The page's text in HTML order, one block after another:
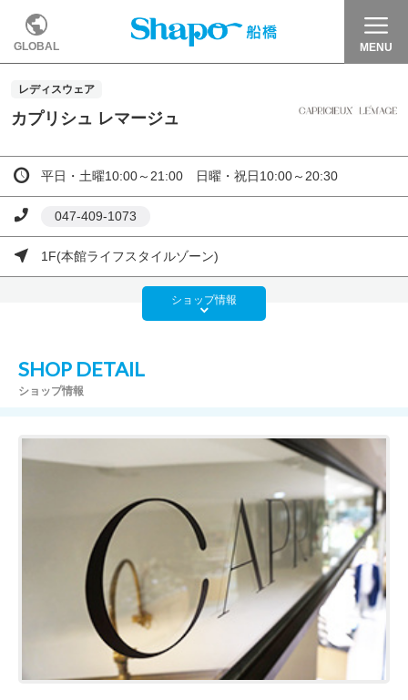
GLOBAL MENU
レディスウェア
カプリシュ レマージュ
平日・土曜10:00～21:00 日曜・祝日10:00～20:30
047-409-1073
1F(本館ライフスタイルゾーン)
ショップ情報
SHOP DETAIL
ショップ情報